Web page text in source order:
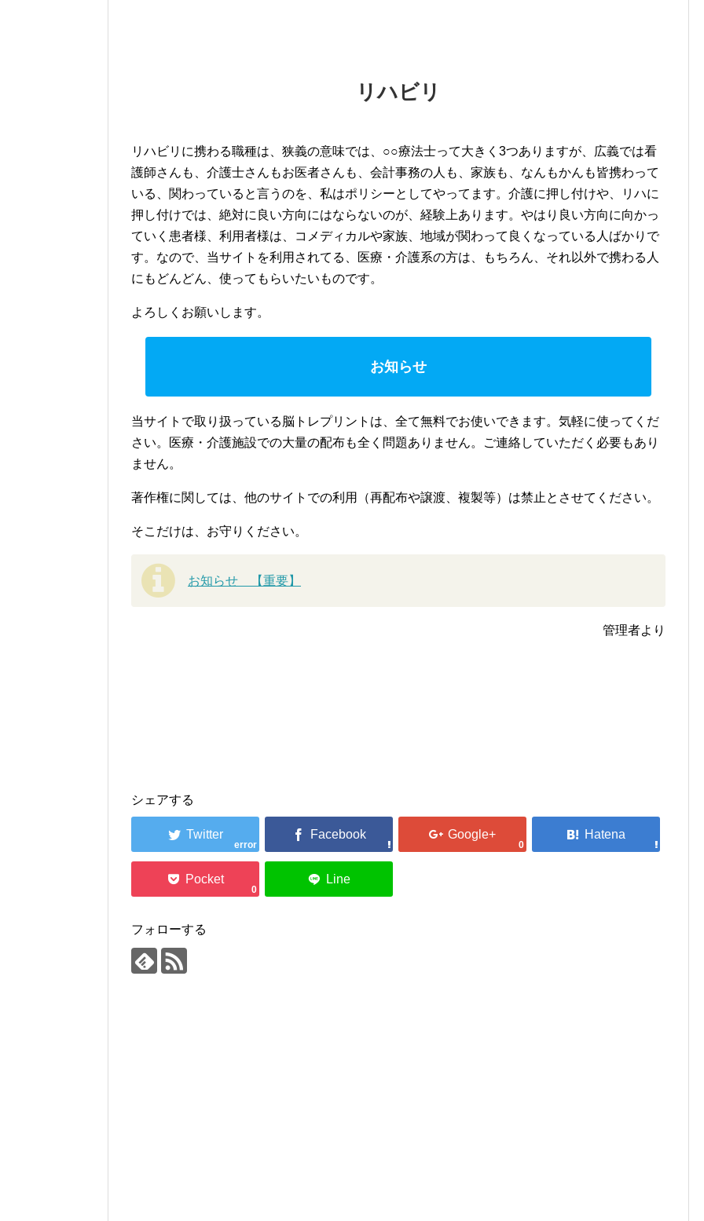
リハビリ
リハビリに携わる職種は、狭義の意味では、○○療法士って大きく3つありますが、広義では看
護師さんも、介護士さんもお医者さんも、会計事務の人も、家族も、なんもかんも皆携わって
いる、関わっていると言うのを、私はポリシーとしてやってます。介護に押し付けや、リハに
押し付けでは、絶対に良い方向にはならないのが、経験上あります。やはり良い方向に向かっ
ていく患者様、利用者様は、コメディカルや家族、地域が関わって良くなっている人ばかりで
す。なので、当サイトを利用されてる、医療・介護系の方は、もちろん、それ以外で携わる人
にもどんどん、使ってもらいたいものです。
よろしくお願いします。
お知らせ
当サイトで取り扱っている脳トレプリントは、全て無料でお使いできます。気軽に使ってくだ
さい。医療・介護施設での大量の配布も全く問題ありません。ご連絡していただく必要もあり
ません。
著作権に関しては、他のサイトでの利用（再配布や譲渡、複製等）は禁止とさせてください。
そこだけは、お守りください。
お知らせ 【重要】
管理者より
シェアする
error 0
0
フォローする